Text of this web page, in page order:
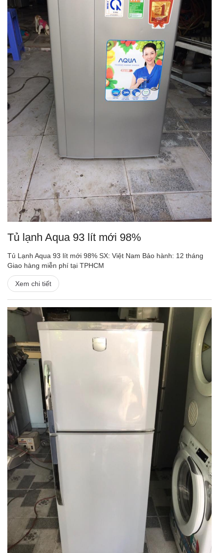
Tủ lạnh Aqua 93 lít mới 98%
Tủ Lạnh Aqua 93 lít mới 98% SX: Việt Nam Bảo hành: 12 tháng
Giao hàng miễn phí tại TPHCM
Xem chi tiết